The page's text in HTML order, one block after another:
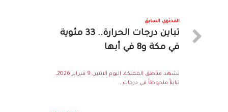
المحتوى السابق
تباين درجات الحرارة.. 33 مئوية
في مكة و8 في أبها
تشهد مناطق المملكة، اليوم الاثنين 9 فبراير 2026،
تبايناً ملحوظاً في درجات...